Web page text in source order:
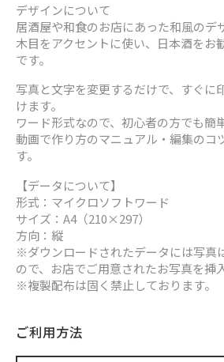
デザインについて
居酒屋や和食のお店にあった和風のデ
木目をアクセントに使い、日本酒をお
です。
写真と文字を変更するだけで、すぐに
けます。
ワード形式なので、初心者の方でも簡
動画で作り方のマニュアル・編集のコ
す。
【データについて】
形式：マイクロソフトワード
サイズ：A4（210×297）
方向：縦
※ダウンロードされたデータには写真
ので、お店でご用意されたお写真を挿
※複製配布は固く禁止しております。
ご利用方法